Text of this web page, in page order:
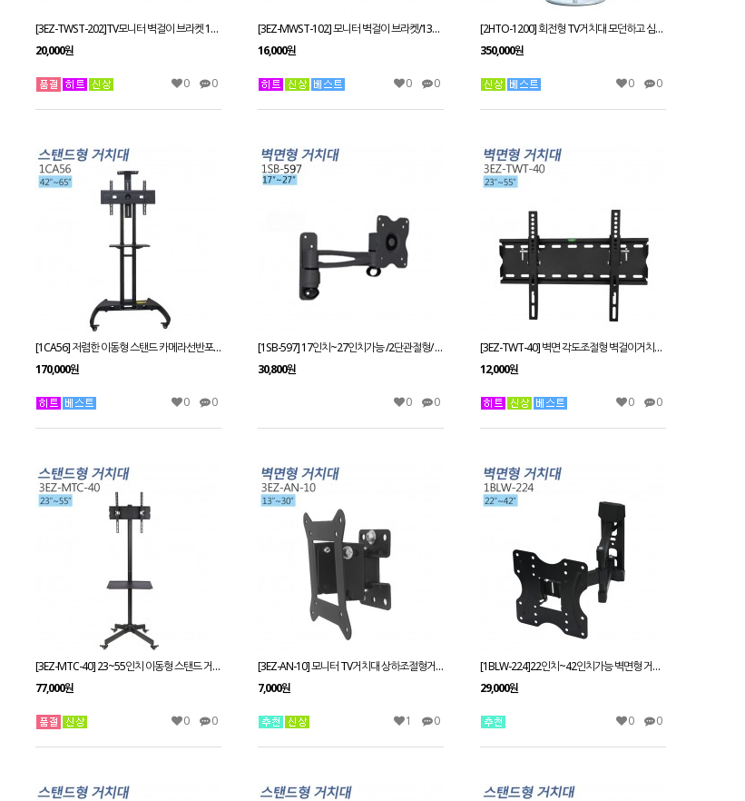
[3EZ-TWST-202]TV모니터 벽걸이 브라켓 19~37인치 벽걸이브라켓 벽면형거치대
20,000원
0 0
[3EZ-MWST-102] 모니터 벽걸이 브라켓/13인치~30인치
16,000원
0 0
[2HTO-1200] 회전형 TV거치대 모던하고 심플한 디자인 최대 60인치 가능
350,000원
0 0
[1CA56] 저렴한 이동형 스탠드 카메라선반포함good매장,회의실,공장
170,000원
0 0
[1SB-597] 17인치~27인치가능 /2단관절형/ 엘리베이터/공장생산라인/다양한 곳에 설치가능
30,800원
0 0
[3EZ-TWT-40] 벽면 각도조절형 벽걸이거치대23~55인치 적용
12,000원
0 0
[3EZ-MTC-40] 23~55인치 이동형 스탠드 거치대 상하각도 높이 조절가능
77,000원
0 0
[3EZ-AN-10] 모니터 TV거치대 상하조절형거치대/13~30인치
7,000원
1 0
[1BLW-224]22인치~42인치가능 벽면형 거치대 /2단관절형/ 엘리베이터/공장생산라인/다양한 곳에 설치가능
29,000원
0 0